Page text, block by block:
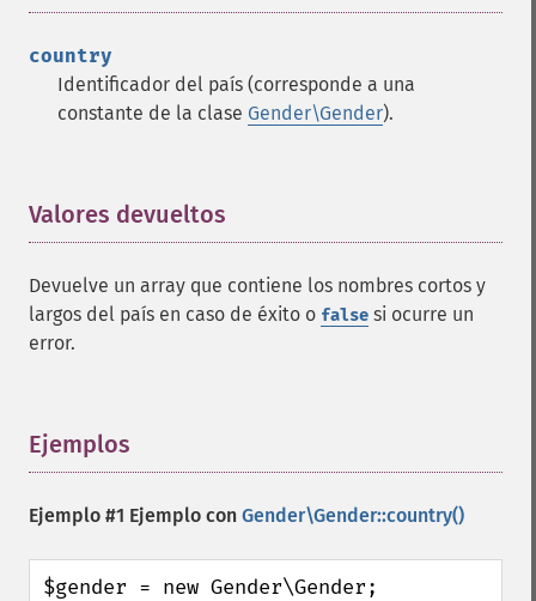
country
Identificador del país (corresponde a una
constante de la clase Gender\Gender).
Valores devueltos
Devuelve un array que contiene los nombres cortos y
largos del país en caso de éxito o false si ocurre un
error.
Ejemplos
Ejemplo #1 Ejemplo con Gender\Gender::country()
$gender = new Gender\Gender;